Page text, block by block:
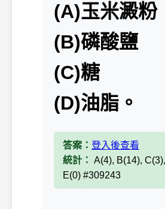
(A)玉米澱粉
(B)磷酸鹽
(C)糖
(D)油脂。
答案： 登入後查看
統計： A(4), B(14),
E(0) #309243